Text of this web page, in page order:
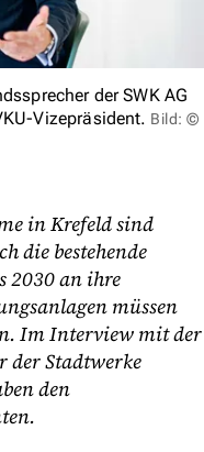
der SWK AG
Vizepräsident. Bild: ©
in Krefeld sind
die bestehende
2030 an ihre
müssen
Im Interview mit der
der Stadtwerke
den